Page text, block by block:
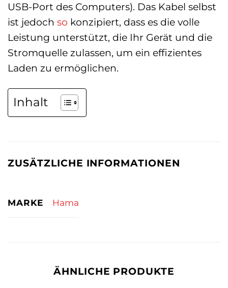
USB-Port des Computers). Das Kabel selbst
ist jedoch so konzipiert, dass es die volle
Leistung unterstützt, die Ihr Gerät und die
Stromquelle zulassen, um ein effizientes
Laden zu ermöglichen.
Inhalt
ZUSÄTZLICHE INFORMATIONEN
MARKE Hama
ÄHNLICHE PRODUKTE